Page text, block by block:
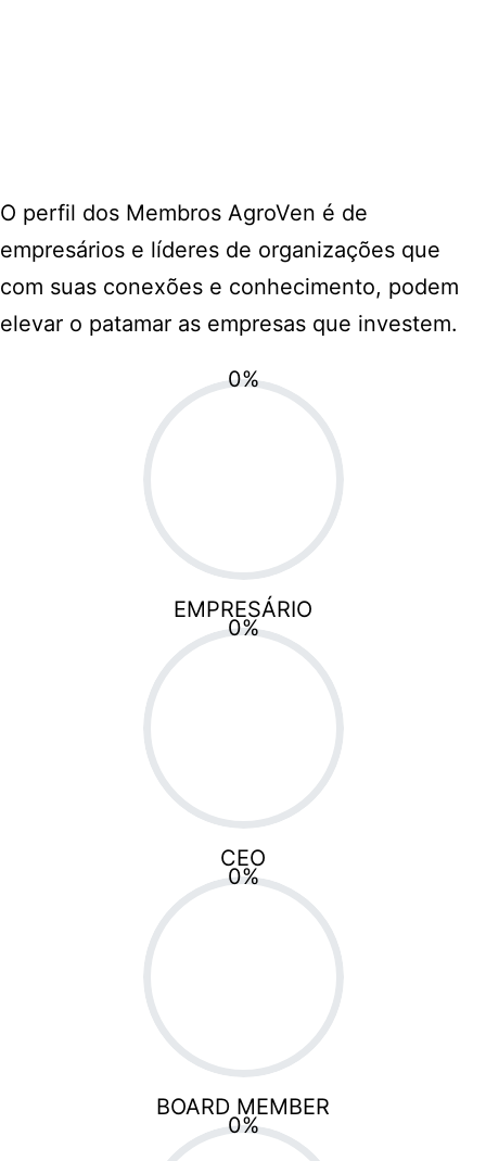
O perfil dos Membros AgroVen é de
empresários e líderes de organizações que
com suas conexões e conhecimento, podem
elevar o patamar as empresas que investem.
0%
EMPRESÁRIO
0%
CEO
0%
BOARD MEMBER
0%